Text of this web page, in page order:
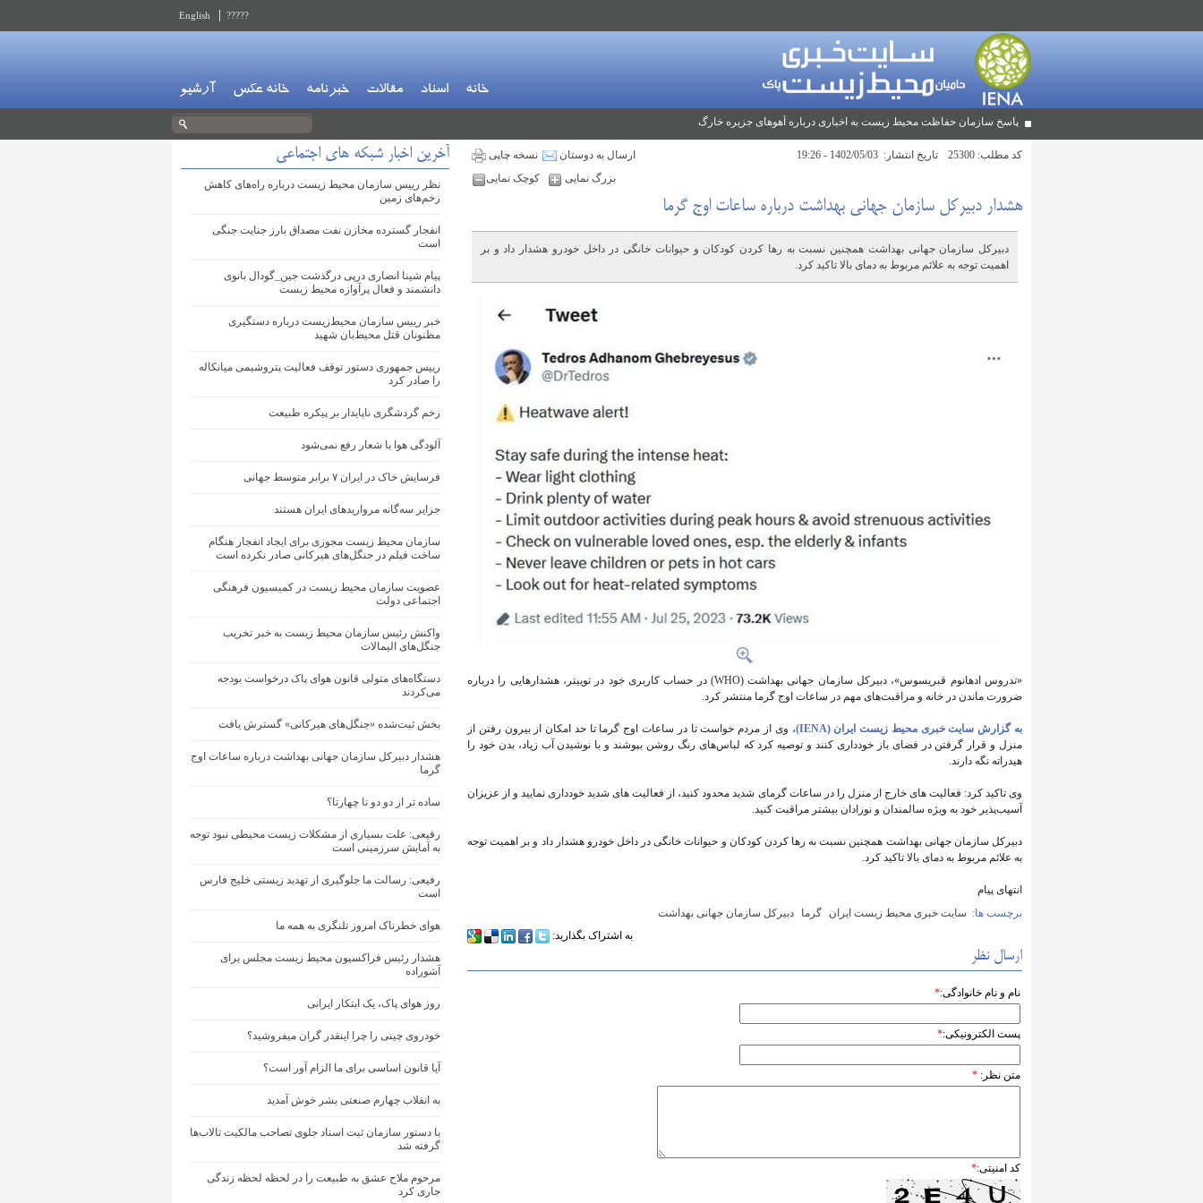
?????
English
خانه اسناد مقالات خبرنامه خانه عکس آرشیو
پاسخ سازمان حفاظت محیط زیست به اخباری درباره آهوهای جزیره خارگ
کد مطلب: تاریخ انتشار: نسخه چاپی
ارسال به دوستان
بزرگ نمایی
کوچک نمایی
هشدار دبیرکل سازمان جهانی بهداشت درباره ساعات اوج گرما
دبیرکل سازمان جهانی بهداشت همچنین نسبت به رها کردن کودکان و حیوانات خانگی در داخل خودرو هشدار داد و بر
اهمیت توجه به علائم مربوط به دمای بالا تاکید کرد.
«تدروس ادهانوم قبریسوس»، دبیرکل سازمان جهانی بهداشت (WHO) در حساب کاربری خود در توییتر، هشدارهایی را درباره
ضرورت ماندن در خانه و مراقبت‌های مهم در ساعات اوج گرما منتشر کرد.
به گزارش سایت خبری محیط زیست ایران (IENA)
، وی از مردم خواست تا در ساعات اوج گرما تا حد امکان از بیرون رفتن از
منزل و قرار گرفتن در فضای باز خودداری کنند و توصیه کرد که لباس‌های رنگ روشن بپوشند و با نوشیدن آب زیاد،‌ بدن خود را
هیدراته نگه دارند.
وی تاکید کرد: فعالیت های خارج از منزل را در ساعات گرمای شدید محدود کنید، از فعالیت های شدید خودداری نمایید و از عزیزان
آسیب‌پذیر خود به ویژه سالمندان و نوزادان بیشتر مراقبت کنید.
دبیرکل سازمان جهانی بهداشت همچنین نسبت به رها کردن کودکان و حیوانات خانگی در داخل خودرو هشدار داد و بر اهمیت توجه
به علائم مربوط به دمای بالا تاکید کرد.
انتهای پیام
برچسب ها: سایت خبری محیط زیست ایران گرما
دبیرکل سازمان جهانی بهداشت
به اشتراک بگذارید:
ارسال نظر
نام و نام خانوادگی:*
پست الکترونیکی:*
متن نظر: *
کد امنیتی:*
آخرین اخبار شبکه های اجتماعی
نظر رییس سازمان محیط زیست درباره راه‌های کاهش
زخم‌های زمین
انفجار گسترده مخازن نفت مصداق بارز جنایت جنگی
است
پیام شینا انصاری درپی درگذشت ‎جین_گودال بانوی
دانشمند و فعال پرآوازه محیط زیست
خبر رییس سازمان محیط‌زیست درباره دستگیری
مظنونان قتل محیط‌بان شهید
رییس جمهوری دستور توقف فعالیت ‎پتروشیمی میانکاله
را صادر کرد
زخم گردشگری ناپایدار بر پیکره طبیعت
آلودگی هوا با شعار رفع نمی‌شود
فرسایش خاک در ایران ۷ برابر متوسط جهانی
جزایر سه‌گانه مرواریدهای ایران هستند
سازمان محیط زیست مجوزی برای ایجاد انفجار هنگام
ساخت فیلم در جنگل‌های هیرکانی صادر نکرده است
عضویت سازمان محیط زیست در کمیسیون فرهنگی
اجتماعی دولت
واکنش رئیس سازمان محیط‌ زیست به خبر تخریب
جنگل‌های الیمالات
دستگاه‌های متولی قانون هوای پاک درخواست بودجه
می‌کردند
بخش ثبت‌شده «جنگل‌های هیرکانی» گسترش یافت
هشدار دبیرکل سازمان جهانی بهداشت درباره ساعات اوج
گرما
ساده تر از دو دو تا چهارتا؟
رفیعی: علت بسیاری از مشکلات زیست محیطی نبود توجه
به آمایش سرزمینی است
رفیعی: رسالت ما جلوگیری از تهدید زیستی خلیج فارس
است
هوای خطرناک امروز تلنگری به همه ما
هشدار رئیس فراکسیون محیط زیست مجلس برای
آشوراده
روز هوای پاک، یک ابتکار ایرانی
خودروی چینی را چرا اینقدر گران میفروشید؟
آیا قانون اساسی برای ما الزام آور است؟
به انقلاب چهارم صنعتی بشر خوش آمدید
با دستور سازمان ثبت اسناد جلوی تصاحب مالکیت تالاب‌ها
گرفته شد
مرحوم ملاح عشق به طبیعت را در لحظه لحظه زندگی
جاری کرد